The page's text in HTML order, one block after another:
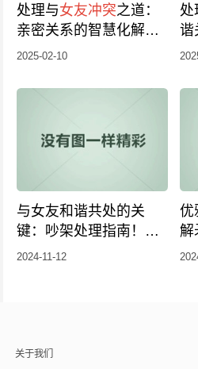
处理与女友冲突之道：
亲密关系的智慧化解争
议新解2025版
2025-02-10
处
谐
南
与女友和谐共处的关
键：吵架处理指南！有
效方法全解析！
2024-11-12
优
解
略
关于我们